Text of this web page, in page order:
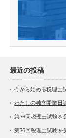
最近の投稿
今から始める税理士
わたしの独立開業
第76回税理士試験を
第76回税理士試験を